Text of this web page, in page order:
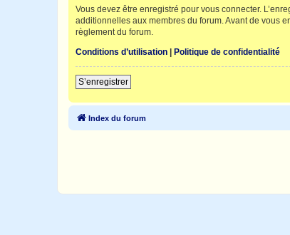
Vous devez être enregistré pour vous connecter.
additionnelles aux membres du forum. Avant de vous
règlement du forum.
Conditions d’utilisation | Politique de confidentialité
S’enregistrer
Index du forum